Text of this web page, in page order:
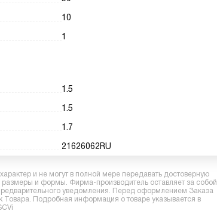
10
1
1.5
1.5
1.7
21626062RU
и не могут в полной мере передавать достоверную
размеры и формы. Фирма-производитель оставляет за собой
уведомления. Перед оформлением Заказа
Товара. Подробная информация о товаре указывается в